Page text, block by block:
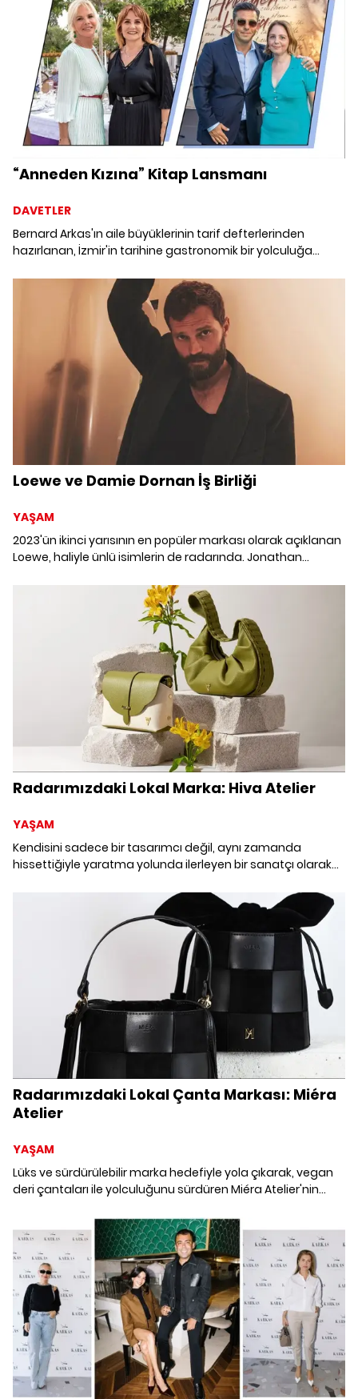
“Anneden Kızına” Kitap Lansmanı
DAVETLER
Bernard Arkas'ın aile büyüklerinin tarif defterlerinden
hazırlanan, İzmir'in tarihine gastronomik bir yolculuğa
uyarlanan yemekler ise davetlilere geçmişin lezzetlerini
Loewe ve Damie Dornan İş Birliği
YAŞAM
2023'ün ikinci yarısının en popüler markası olarak açıklanan
Loewe, haliyle ünlü isimlerin de radarında. Jonathan
yükselişine bir de Jamie Dornan faktörü eklendi.
Radarımızdaki Lokal Marka: Hiva Atelier
YAŞAM
Kendisini sadece bir tasarımcı değil, aynı zamanda
hissettiğiyle yaratma yolunda ilerleyen bir sanatçı olarak
hikayesini ve marka vizyonunu konuştuk.
Radarımızdaki Lokal Çanta Markası: Miéra
Atelier
YAŞAM
Lüks ve sürdürülebilir marka hedefiyle yola çıkarak, vegan
deri çantaları ile yolculuğunu sürdüren Miéra Atelier'nin
koleksiyonlarını ve sürdürülebilir modayı konuştuk.